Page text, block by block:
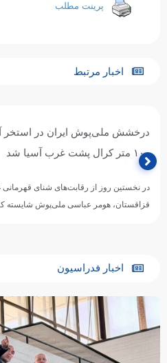
پرینت مطلب
اخبار مرتبط
درخشش ملی‌پوش ایران در استخر
۱۰۰ متر کرال پشت غرب آسیا شد
قزاقستان، هومر عباسی ملی‌پوش شایسته
اخبار فدراسیون